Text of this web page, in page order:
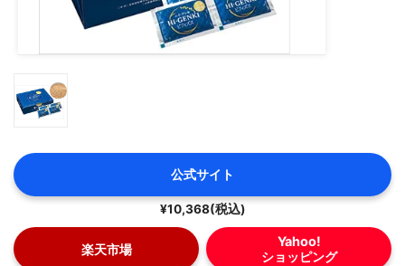
公式サイト
¥10,368(税込)
楽天市場
Yahoo!
ショッピング